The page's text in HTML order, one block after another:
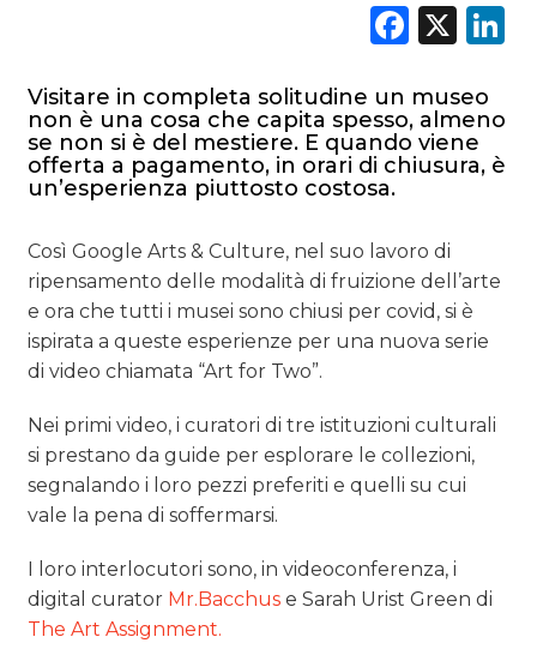
X
Visitare in completa solitudine un museo
non è una cosa che capita spesso, almeno
se non si è del mestiere. E quando viene
offerta a pagamento, in orari di chiusura, è
un’esperienza piuttosto costosa.
Così Google Arts & Culture, nel suo lavoro di
ripensamento delle modalità di fruizione dell’arte
e ora che tutti i musei sono chiusi per covid, si è
ispirata a queste esperienze per una nuova serie
di video chiamata “Art for Two”.
Nei primi video, i curatori di tre istituzioni culturali
si prestano da guide per esplorare le collezioni,
segnalando i loro pezzi preferiti e quelli su cui
vale la pena di soffermarsi.
I loro interlocutori sono, in videoconferenza, i
digital curator Mr.Bacchus e Sarah Urist Green di
The Art Assignment.